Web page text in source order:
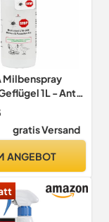
Milbenspray
1L - Anti
gegen Milben
- Hühner
-Geflügel
Befall (1L)
gratis Versand
ANGEBOT